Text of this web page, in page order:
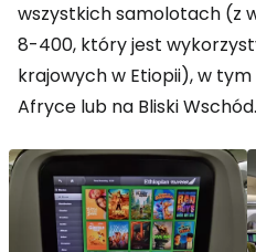
wszystkich samolotach (z
8-400, który jest
krajowych w Etiopii), w
Afryce lub na Bliski Wschód.